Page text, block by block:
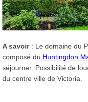
A savoir: Le domaine du
composé du Huntingdon
séjourner. Possibilité de
du centre ville de Victoria.